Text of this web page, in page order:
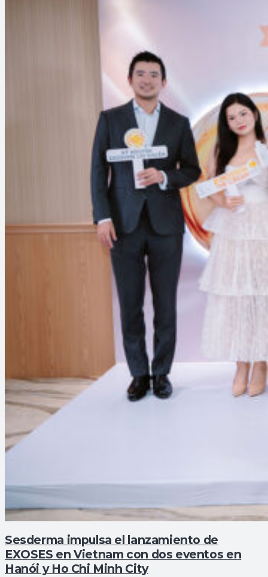
Sesderma impulsa el lanzamiento de
EXOSES en Vietnam con dos eventos en
Hanói y Ho Chi Minh City